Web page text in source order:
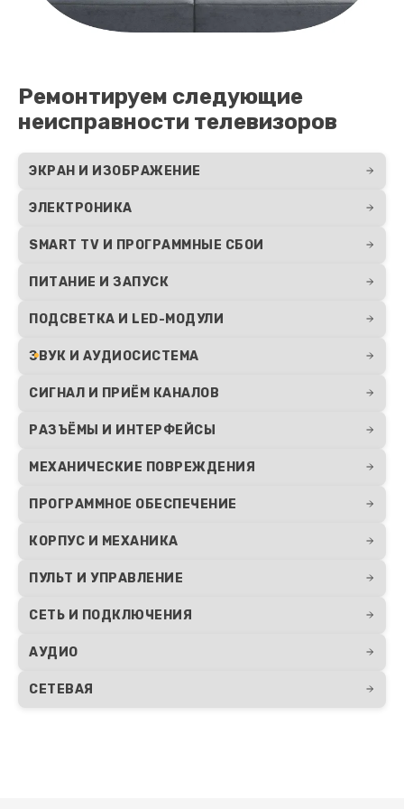
1300 руб.
Замена корпуса
Заказать
Ремонт цепи питания
1800 руб.
Заказать
Ремонтируем следующие
неисправности телевизоров
ЭКРАН И ИЗОБРАЖЕНИЕ
ЭЛЕКТРОНИКА
SMART TV И ПРОГРАММНЫЕ СБОИ
ПИТАНИЕ И ЗАПУСК
ПОДСВЕТКА И LED-МОДУЛИ
ЗВУК И АУДИОСИСТЕМА
СИГНАЛ И ПРИЁМ КАНАЛОВ
РАЗЪЁМЫ И ИНТЕРФЕЙСЫ
МЕХАНИЧЕСКИЕ ПОВРЕЖДЕНИЯ
ПРОГРАММНОЕ ОБЕСПЕЧЕНИЕ
КОРПУС И МЕХАНИКА
ПУЛЬТ И УПРАВЛЕНИЕ
СЕТЬ И ПОДКЛЮЧЕНИЯ
АУДИО
СЕТЕВАЯ